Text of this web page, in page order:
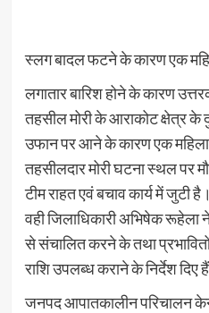
स्लग बादल फटने के कारण एक
लगातार बारिश होने के कारण
तहसील मोरी के आराकोट क्षेत्र
उफान पर आने के कारण एक
तहसीलदार मोरी घटना स्थल
टीम राहत एवं बचाव कार्य में जुटी
वही जिलाधिकारी अभिषेक रूहेला
से संचालित करने के तथा
राशि उपलब्ध कराने के निर्देश दिए
जनपद आपातकालीन परिचालन